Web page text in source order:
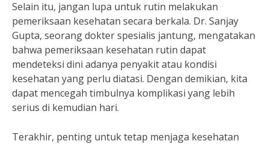
Selain itu, jangan lupa untuk rutin melakukan
pemeriksaan kesehatan secara berkala. Dr. Sanjay
Gupta, seorang dokter spesialis jantung, mengatakan
bahwa pemeriksaan kesehatan rutin dapat
mendeteksi dini adanya penyakit atau kondisi
kesehatan yang perlu diatasi. Dengan demikian, kita
dapat mencegah timbulnya komplikasi yang lebih
serius di kemudian hari.
Terakhir, penting untuk tetap menjaga kesehatan